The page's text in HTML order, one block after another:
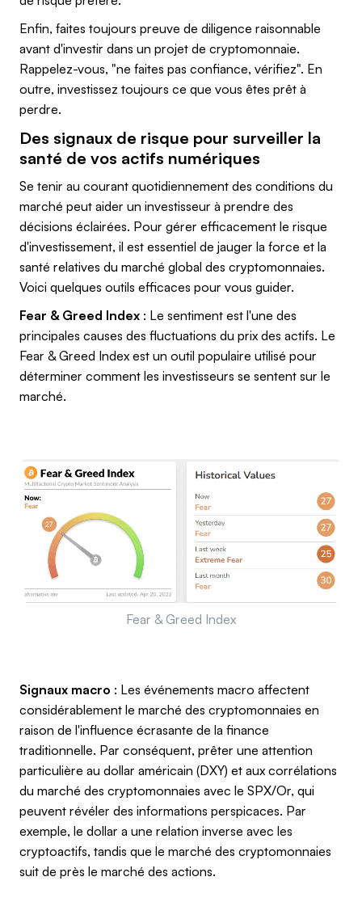
Enfin, faites toujours preuve de diligence raisonnable
avant d'investir dans un projet de cryptomonnaie.
Rappelez-vous, "ne faites pas confiance, vérifiez". En
outre, investissez toujours ce que vous êtes prêt à
perdre.
Des signaux de risque pour surveiller la
santé de vos actifs numériques
Se tenir au courant quotidiennement des conditions du
marché peut aider un investisseur à prendre des
décisions éclairées. Pour gérer efficacement le risque
d'investissement, il est essentiel de jauger la force et la
santé relatives du marché global des cryptomonnaies.
Voici quelques outils efficaces pour vous guider.
Fear & Greed Index : Le sentiment est l'une des
principales causes des fluctuations du prix des actifs. Le
Fear & Greed Index est un outil populaire utilisé pour
déterminer comment les investisseurs se sentent sur le
marché.
Fear & Greed Index
Signaux macro : Les événements macro affectent
considérablement le marché des cryptomonnaies en
raison de l'influence écrasante de la finance
traditionnelle. Par conséquent, prêter une attention
particulière au dollar américain (DXY) et aux corrélations
du marché des cryptomonnaies avec le SPX/Or, qui
peuvent révéler des informations perspicaces. Par
exemple, le dollar a une relation inverse avec les
cryptoactifs, tandis que le marché des cryptomonnaies
suit de près le marché des actions.